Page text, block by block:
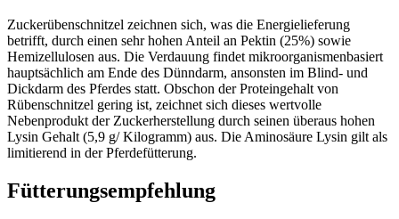
Zuckerübenschnitzel zeichnen sich, was die Energielieferung
betrifft, durch einen sehr hohen Anteil an Pektin (25%) sowie
Hemizellulosen aus. Die Verdauung findet mikroorganismenbasiert
hauptsächlich am Ende des Dünndarm, ansonsten im Blind- und
Dickdarm des Pferdes statt. Obschon der Proteingehalt von
Rübenschnitzel gering ist, zeichnet sich dieses wertvolle
Nebenprodukt der Zuckerherstellung durch seinen überaus hohen
Lysin Gehalt (5,9 g/ Kilogramm) aus. Die Aminosäure Lysin gilt als
limitierend in der Pferdefütterung.
Fütterungsempfehlung